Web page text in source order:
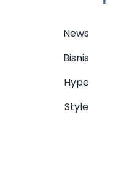
News
Bisnis
Hype
Style